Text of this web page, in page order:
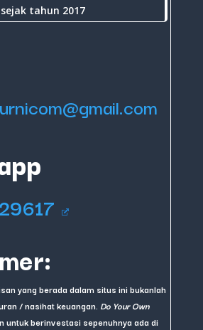
sejak tahun 2017
yang berada dalam situs ini bukanlah
/ nasihat keuangan. Do Your Own
untuk berinvestasi sepenuhnya ada di